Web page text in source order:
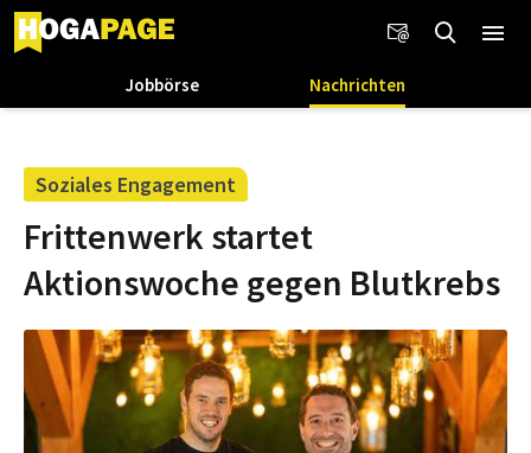
Jobbörse Nachrichten
Soziales Engagement
Frittenwerk startet
Aktionswoche gegen Blutkrebs